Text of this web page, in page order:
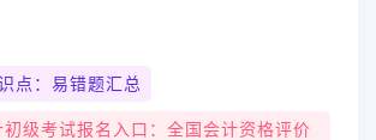
点：易错题汇总
级考试报名入口：全国会计资格评价